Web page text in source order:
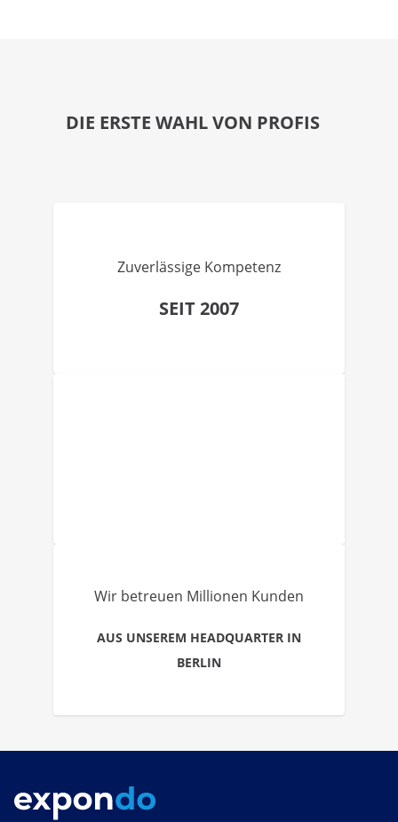
DIE ERSTE WAHL VON PROFIS
Zuverlässige Kompetenz
SEIT 2007
Wir betreuen Millionen Kunden
AUS UNSEREM HEADQUARTER IN
BERLIN